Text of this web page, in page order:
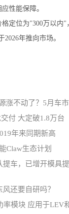
性能保障。
定位为"300万以内"
年推向市场。
涨不动了？5月车
付 大定破1.8万台
年来同期新高
Claw生态计划
提车，已增开模具提
还要自研吗？
率模块 应用于LEV